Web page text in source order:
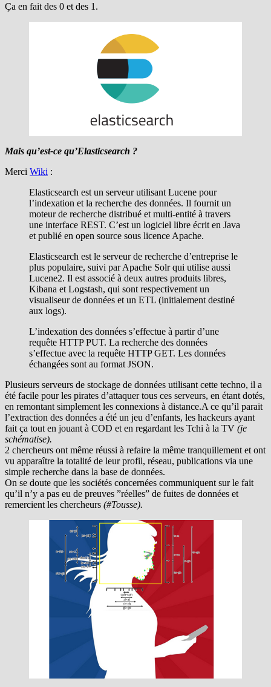
Ça en fait des 0 et des 1.
Mais qu’est-ce qu’Elasticsearch ?
Merci Wiki :
Elasticsearch est un serveur utilisant Lucene pour
l’indexation et la recherche des données. Il fournit un
moteur de recherche distribué et multi-entité à travers
une interface REST. C’est un logiciel libre écrit en Java
et publié en open source sous licence Apache.
Elasticsearch est le serveur de recherche d’entreprise le
plus populaire, suivi par Apache Solr qui utilise aussi
Lucene2. Il est associé à deux autres produits libres,
Kibana et Logstash, qui sont respectivement un
visualiseur de données et un ETL (initialement destiné
aux logs).
L’indexation des données s’effectue à partir d’une
requête HTTP PUT. La recherche des données
s’effectue avec la requête HTTP GET. Les données
échangées sont au format JSON.
Plusieurs serveurs de stockage de données utilisant cette techno, il a
été facile pour les pirates d’attaquer tous ces serveurs, en étant dotés,
en remontant simplement les connexions à distance.A ce qu’il parait
l’extraction des données a été un jeu d’enfants, les hackeurs ayant
fait ça tout en jouant à COD et en regardant les Tchi à la TV (je
schématise).
2 chercheurs ont même réussi à refaire la même tranquillement et ont
vu apparaître la totalité de leur profil, réseau, publications via une
simple recherche dans la base de données.
On se doute que les sociétés concernées communiquent sur le fait
qu’il n’y a pas eu de preuves ”réelles” de fuites de données et
remercient les chercheurs (#Tousse).